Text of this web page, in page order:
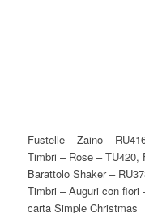
Fustelle – Zaino –
Timbri – Rose – TU420,
Barattolo Shaker –
Timbri – Auguri con fiori
carta Simple Christmas